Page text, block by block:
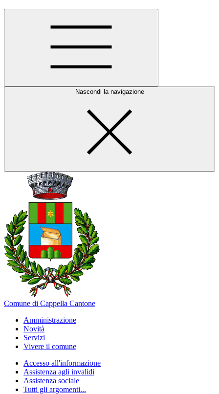
Nascondi la navigazione
Comune di Cappella Cantone
Amministrazione
Novità
Servizi
Vivere il comune
Accesso all'informazione
Assistenza agli invalidi
Assistenza sociale
Tutti gli argomenti...